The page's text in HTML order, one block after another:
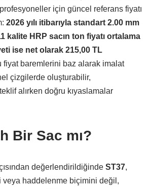
için güncel referans fiyatı
2026 yılı itibarıyla standart 2.00 mm
kalite HRP sacın ton fiyatı ortalama
ise net olarak 215,00 TL
fiyat baremlerini baz alarak imalat
çizgilerde oluşturabilir,
alırken doğru kıyaslamalar
Bir Sac mı?
değerlendirildiğinde ST37,
veya haddelenme biçimini değil,